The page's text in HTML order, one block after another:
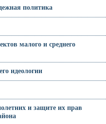
политика
малого и среднего
идеологии
и защите их прав